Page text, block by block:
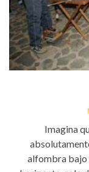
Imagina
alfombra bajo